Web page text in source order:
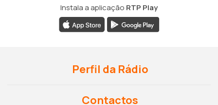
Instala a aplicação RTP Play
Perfil da Rádio
Contactos